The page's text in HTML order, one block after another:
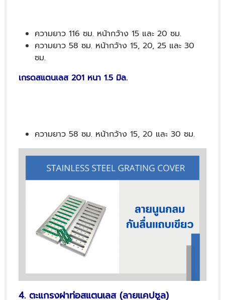
ความยาว 116 ซม. หน้ากว้าง 15 และ 20 ซม.
ความยาว 58 ซม. หน้ากว้าง 15, 20, 25 และ 30
ซม.
เกรดสแตนเลส 201 หนา 1.5 มิล.
ความยาว 58 ซม. หน้ากว้าง 15, 20 และ 30 ซม.
4. ตะแกรงฝาท่อสแตนเลส (ลายแคปซูล)